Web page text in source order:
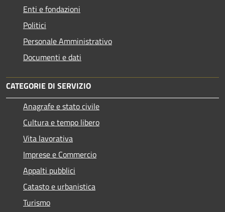
Enti e fondazioni
Politici
Personale Amministrativo
Documenti e dati
CATEGORIE DI SERVIZIO
Anagrafe e stato civile
Cultura e tempo libero
Vita lavorativa
Imprese e Commercio
Appalti pubblici
Catasto e urbanistica
Turismo